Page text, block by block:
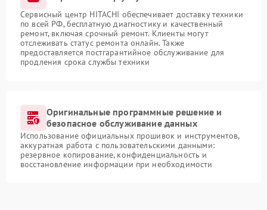
Сервисный центр HITACHI обеспечивает доставку техники
по всей РФ, бесплатную диагностику и качественный
ремонт, включая срочный ремонт. Клиенты могут
отслеживать статус ремонта онлайн. Также
предоставляется постгарантийное обслуживание для
продления срока службы техники
Оригинальные программные решение и
безопасное обслуживание данных
Использование официальных прошивок и инструментов,
аккуратная работа с пользовательскими данными:
резервное копирование, конфиденциальность и
восстановление информации при необходимости